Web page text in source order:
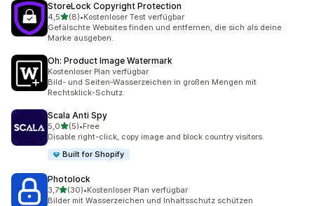
StoreLock Copyright Protection
4,5von 5 Sternen
(8)
8 Rezensionen insgesamt
•Kostenloser Test verfügbar
Gefälschte Websites finden und entfernen, die sich als deine
Marke ausgeben.
Oh: Product Image Watermark
Kostenloser Plan verfügbar
Bild- und Seiten-Wasserzeichen in großen Mengen mit
Rechtsklick-Schutz.
Scala Anti Spy
5,0von 5 Sternen
(5)
5 Rezensionen insgesamt
•Free
Disable right-click, copy image and block country visitors.
Built for Shopify
Photolock
3,7von 5 Sternen
(30)
30 Rezensionen insgesamt
•Kostenloser Plan verfügbar
Bilder mit Wasserzeichen und Inhaltsschutz schützen